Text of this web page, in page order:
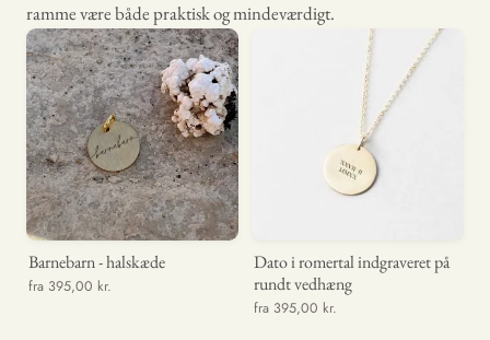
ramme være både praktisk og mindeværdigt.
Barnebarn - halskæde
fra 395,00 kr.
Dato i romertal indgraveret på
rundt vedhæng
fra 395,00 kr.